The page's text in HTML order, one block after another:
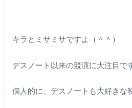
キラとミサミサですよ（＾＾）
デスノート以来の競演に大注目で
個人的に、デスノートも大好きな